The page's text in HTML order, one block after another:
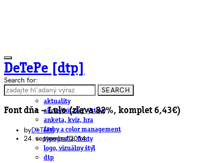
DeTePe [dtp]
ČLÁNKY
aktuality
akcie/súťaže/výstavy
anketa, kvíz, hra
farby a color management
typografia, fonty
logo, vizuálny štýl
dtp
Search for:
SEARCH
Font dňa – Lulo (zľava 82%, komplet 6,43€)
byDeTePe
24. septembra 2014